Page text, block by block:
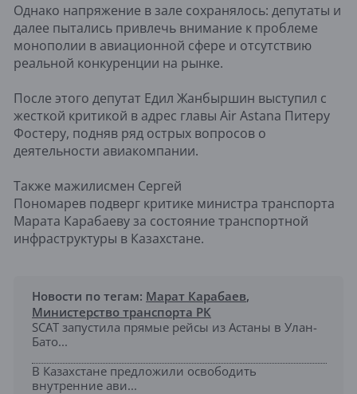
Однако напряжение в зале сохранялось: депутаты и
далее пытались привлечь внимание к проблеме
монополии в авиационной сфере и отсутствию
реальной конкуренции на рынке.
После этого депутат Едил Жанбыршин выступил с
жесткой критикой в адрес главы Air Astana Питеру
Фостеру, подняв ряд острых вопросов о
деятельности авиакомпании.
Также мажилисмен Сергей
Пономарев подверг критике министра транспорта
Марата Карабаеву за состояние транспортной
инфраструктуры в Казахстане.
Новости по тегам: Марат Карабаев,
Министерство транспорта РК
SCAT запустила прямые рейсы из Астаны в Улан-
Бато...
В Казахстане предложили освободить
внутренние ави...